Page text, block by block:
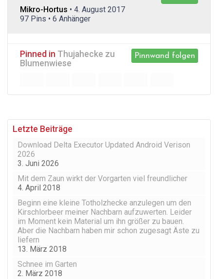
Mikro-Hortus • 4. August 2017
97 Pins • 6 Anhänger
Pinnwand folgen
Pinned in Thujahecke zu
Blumenwiese
Letzte Beiträge
Download Delta Executor Updated Android Verison
2026
3. Juni 2026
Mit dem Zaun wirkt der Vorgarten viel freundlicher
4. April 2018
Beginn eine kleine Totholzhecke anzulegen um den
Kirschlorbeer meiner Nachbarn aufzuwerten. Leider
im Moment kein Material um ihn größer zu bauen.
Aber die Nachbarn haben mir schon zugesagt Äste zu
liefern
13. März 2018
Schnee im Garten
2. März 2018